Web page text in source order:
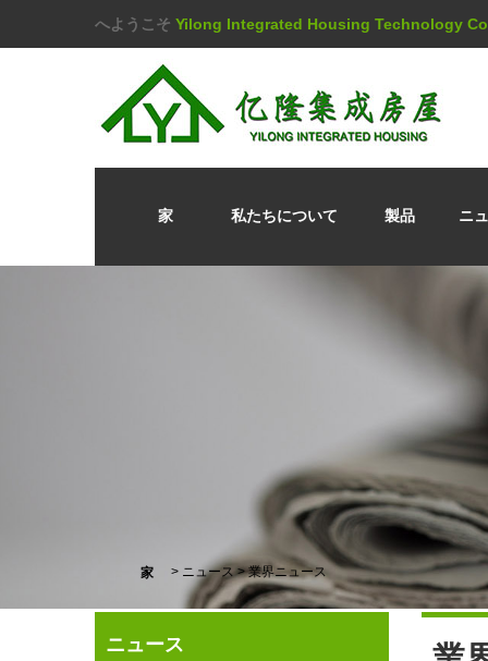
へようこそ Yilong Integrated Housing Technology
家 私たちについて 製品 ニ
家 > ニュース > 業界ニュース
ニュース